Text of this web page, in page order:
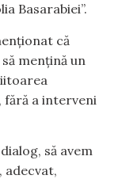
Basarabiei”.
că
mențină un
fără a interveni
să avem
adecvat,